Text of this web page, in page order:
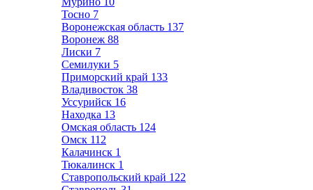
Тосно 7
Воронежская область 137
Воронеж 88
Лиски 7
Семилуки 5
Приморский край 133
Владивосток 38
Уссурийск 16
Находка 13
Омская область 124
Омск 112
Калачинск 1
Тюкалинск 1
Ставропольский край 122